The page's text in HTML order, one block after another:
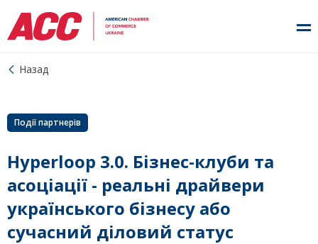
Назад
Події партнерів
Hyperloop 3.0. Бізнес-клуби та
асоціації - реальні драйвери
українського бізнесу або
сучасний діловий статус